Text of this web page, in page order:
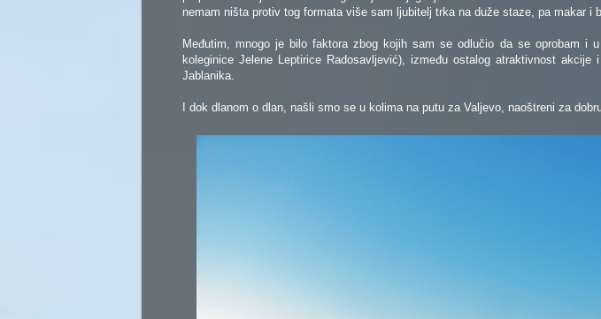
nemam ništa protiv tog formata više sam ljubitelj trka na duže staze, pa makar i
Međutim, mnogo je bilo faktora zbog kojih sam se odlučio da se oprobam i
koleginice Jelene Leptirice Radosavljević), između ostalog atraktivnost
Jablanika.
I dok dlanom o dlan, našli smo se u kolima na putu za Valjevo, naoštreni za